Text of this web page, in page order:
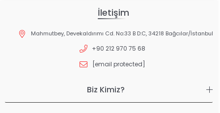
İletişim
Mahmutbey, Devekaldırımı Cd. No:33 B D:C, 34218 Bağcılar/İstanbul
+90 212 970 75 68
[email protected]
Biz Kimiz?